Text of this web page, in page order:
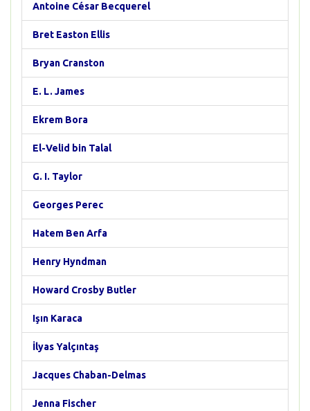
Antoine César Becquerel
Bret Easton Ellis
Bryan Cranston
E. L. James
Ekrem Bora
El-Velid bin Talal
G. I. Taylor
Georges Perec
Hatem Ben Arfa
Henry Hyndman
Howard Crosby Butler
Işın Karaca
İlyas Yalçıntaş
Jacques Chaban-Delmas
Jenna Fischer